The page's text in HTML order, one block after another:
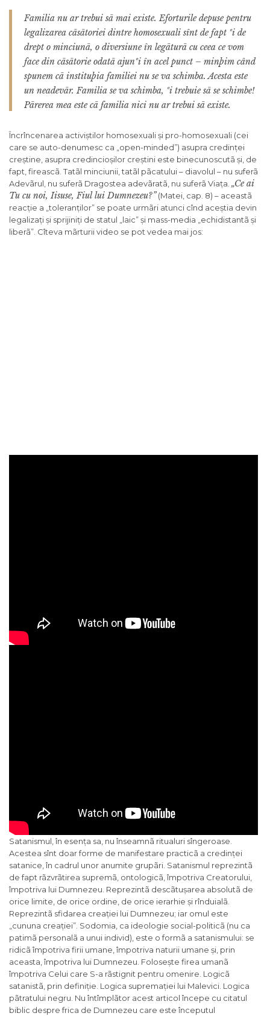
Familia nu ar trebui sã mai existe. Eforturile depuse pentru
legalizarea cãsãtoriei dintre homosexuali sînt de fapt ºi de
drept o minciunã, o diversiune în legãturã cu ceea ce vom
face din cãsãtorie odatã ajunºi în acel punct – minþim când
spunem cã instituþia familiei nu se va schimba. Acesta este
un neadevãr. Familia se va schimba, ºi trebuie sã se schimbe!
Pãrerea mea este cã familia nici nu ar trebui sã existe.
Încrîncenarea activiștilor homosexuali și pro-homosexuali (cei
care se auto-denumesc ca „open-minded”) asupra credinței
creștine, asupra credincioșilor creștini este binecunoscutã și, de
fapt, fireascã. Tatãl minciunii, tatãl pãcatului – diavolul – nu suferã
Adevãrul, nu suferã Dragostea adevãratã, nu suferã Viața. „Ce ai
Tu cu noi, Iisuse, Fiul lui Dumnezeu?”(Matei, cap. 8) – aceastã
reacție a „toleranților” se poate urmãri atunci cînd aceștia devin
legalizați și sprijiniți de statul „laic” și mass-media „echidistantã și
liberã”. Cîteva mãrturii video se pot vedea mai jos:
Satanismul, în esența sa, nu înseamnã ritualuri sîngeroase.
Acestea sînt doar forme de manifestare practicã a credinței
satanice, în cadrul unor anumite grupãri. Satanismul reprezintã
de fapt rãzvrãtirea supremã, ontologicã, împotriva Creatorului,
împotriva lui Dumnezeu. Reprezintã descãtușarea absolutã de
orice limite, de orice ordine, de orice ierarhie și rînduialã.
Reprezintã sfidarea creației lui Dumnezeu; iar omul este
„cununa creației”. Sodomia, ca ideologie social-politicã (nu ca
patimã personalã a unui individ), este o formã a satanismului: se
ridicã împotriva firii umane, împotriva naturii umane și, prin
aceasta, împotriva lui Dumnezeu. Folosește firea umanã
împotriva Celui care S-a rãstignit pentru omenire. Logicã
satanistã, prin definiție. Logica supremației lui Malevici. Logica
pãtratului negru. Nu întîmplãtor acest articol începe cu citatul
biblic despre frica de Dumnezeu care este începutul